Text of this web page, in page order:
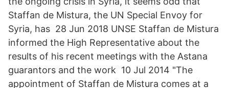
Staffan de Mistura, the UN Special Envoy for
Syria, has 28 Jun 2018 UNSE Staffan de Mistura
informed the High Representative about the
results of his recent meetings with the Astana
guarantors and the work 10 Jul 2014 "The
appointment of Staffan de Mistura comes at a